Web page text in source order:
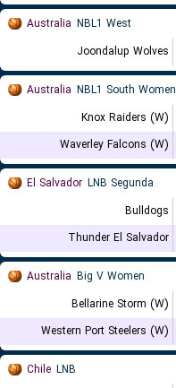
Australia NBL1 West
Joondalup Wolves
Australia NBL1 South Women
Knox Raiders (W)
Waverley Falcons (W)
El Salvador LNB Segunda
Bulldogs
Thunder El Salvador
Australia Big V Women
Bellarine Storm (W)
Western Port Steelers (W)
Chile LNB